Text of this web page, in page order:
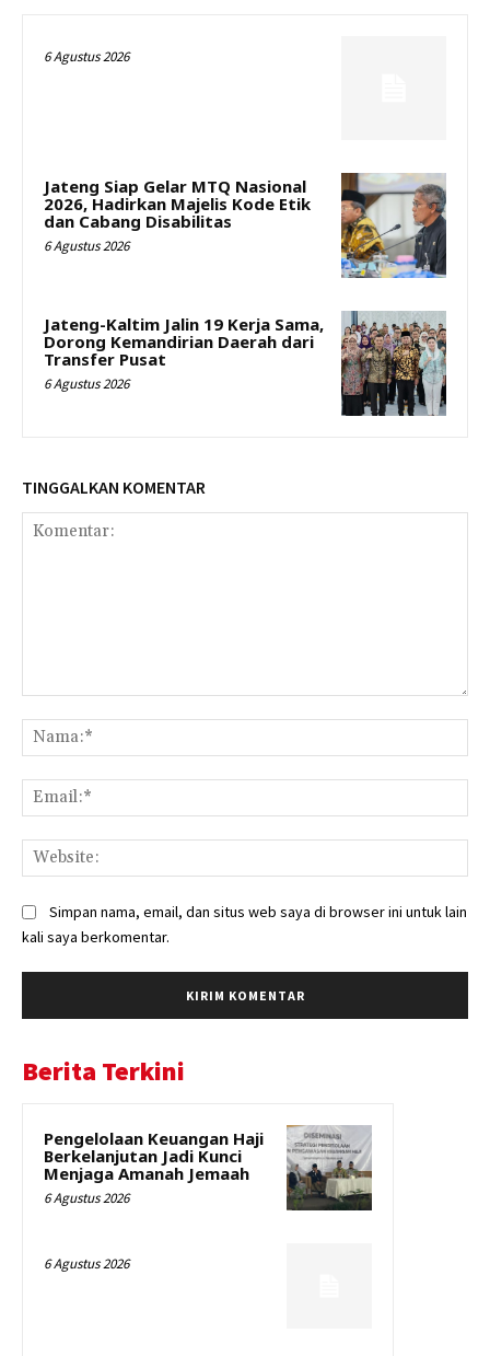
6 Agustus 2026
Jateng Siap Gelar MTQ Nasional
2026, Hadirkan Majelis Kode Etik
dan Cabang Disabilitas
6 Agustus 2026
Jateng-Kaltim Jalin 19 Kerja Sama,
Dorong Kemandirian Daerah dari
Transfer Pusat
6 Agustus 2026
TINGGALKAN KOMENTAR
Simpan nama, email, dan situs web saya di browser ini untuk lain
kali saya berkomentar.
Berita Terkini
Pengelolaan Keuangan Haji
Berkelanjutan Jadi Kunci
Menjaga Amanah Jemaah
6 Agustus 2026
6 Agustus 2026